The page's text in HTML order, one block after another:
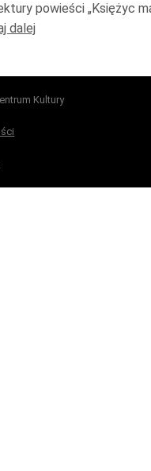
powieści „Księżyc
dalej
Kultury